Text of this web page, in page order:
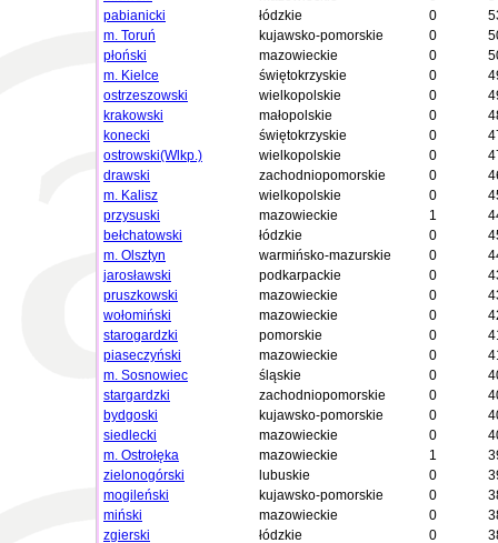
pabianicki
łódzkie 0
m. Toruń
kujawsko-pomorskie 0
płoński
mazowieckie 0
m. Kielce
świętokrzyskie 0
ostrzeszowski
wielkopolskie 0
krakowski
małopolskie 0
konecki
świętokrzyskie 0
ostrowski(Wlkp.)
wielkopolskie 0
drawski
zachodniopomorskie 0
m. Kalisz
wielkopolskie 0
przysuski
mazowieckie 1
bełchatowski
łódzkie 0
m. Olsztyn
warmińsko-mazurskie 0
jarosławski
podkarpackie 0
pruszkowski
mazowieckie 0
wołomiński
mazowieckie 0
starogardzki
pomorskie 0
piaseczyński
mazowieckie 0
m. Sosnowiec
śląskie 0
stargardzki
zachodniopomorskie 0
bydgoski
kujawsko-pomorskie 0
siedlecki
mazowieckie 0
m. Ostrołęka
mazowieckie 1
zielonogórski
lubuskie 0
mogileński
kujawsko-pomorskie 0
miński
mazowieckie 0
zgierski
łódzkie 0